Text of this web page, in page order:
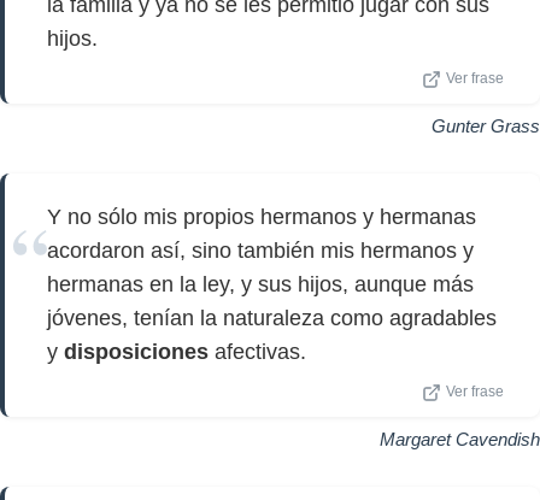
la familia y ya no se les permitió jugar con sus
hijos.
Ver frase
Gunter Grass
Y no sólo mis propios hermanos y hermanas
acordaron así, sino también mis hermanos y
hermanas en la ley, y sus hijos, aunque más
jóvenes, tenían la naturaleza como agradables
y disposiciones afectivas.
Ver frase
Margaret Cavendish